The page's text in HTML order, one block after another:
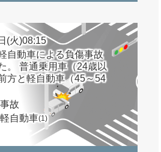
(火)08:15
自動車による負傷事故
。 普通乗用車（24歳以
方と軽自動車（45～54
故
軽自動車(1)